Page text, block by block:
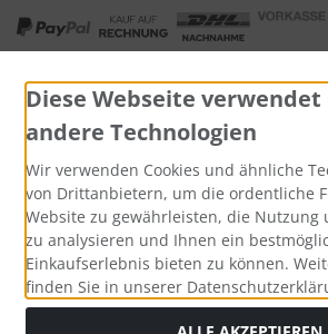
Widerrufsformular
Diese Webseite verwendet
andere Technologien
Wir verwenden Cookies und ähnliche
von Drittanbietern, um die ordentliche
Website zu gewährleisten, die Nutzung
zu analysieren und Ihnen ein
Einkaufserlebnis bieten zu können.
finden Sie in unserer